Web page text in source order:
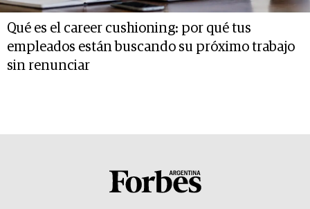
Qué es el career cushioning: por qué tus
empleados están buscando su próximo trabajo
sin renunciar